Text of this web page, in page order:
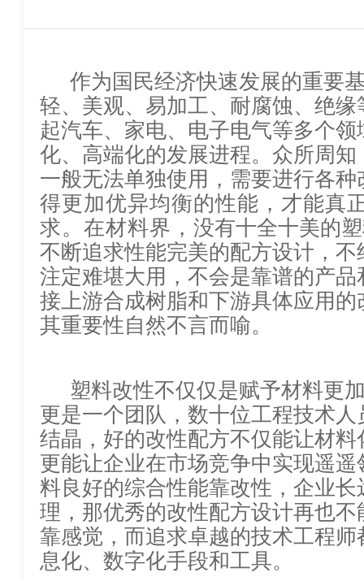
作为国民经济快速发展的重要
轻、美观、易加工、耐腐蚀、绝
起汽车、家电、电子电气等多个
化、高端化的发展进程。众所周
一般无法单独使用，需要进行各种改性处
得更加优异均衡的性能，才能真
求。在材料界，没有十全十美的
不断追求性能完美的配方设计，
注定难堪大用，不会是靠谱的产品和商
接上游合成树脂和下游具体应
其重要性自然不言而喻。
塑料改性不仅仅是赋予材料更
更是一个团队，数十位工程技术
结晶，好的改性配方不仅能让材
更能让企业在市场竞争中实现
料良好的综合性能靠改性，企业
理，那优秀的改性配方设计再也
靠感觉，而追求卓越的技术工程师都
息化、数字化手段和工具。